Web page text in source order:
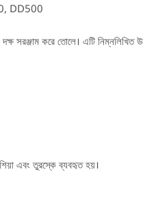
DD500
সরঞ্জাম করে তোলে। এটি নিম্নলিখিত
এবং তুরস্কে ব্যবহৃত হয়।